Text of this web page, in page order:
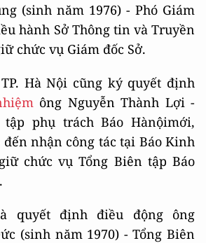
(sinh năm 1976) - Phó Giám
hành Sở Thông tin và Truyền
chức vụ Giám đốc Sở.
Hà Nội cũng ký quyết định
ông Nguyễn Thành Lợi -
tập phụ trách Báo Hànộimới,
nhận công tác tại Báo Kinh
chức vụ Tổng Biên tập Báo
quyết định điều động ông
(sinh năm 1970) - Tổng Biên